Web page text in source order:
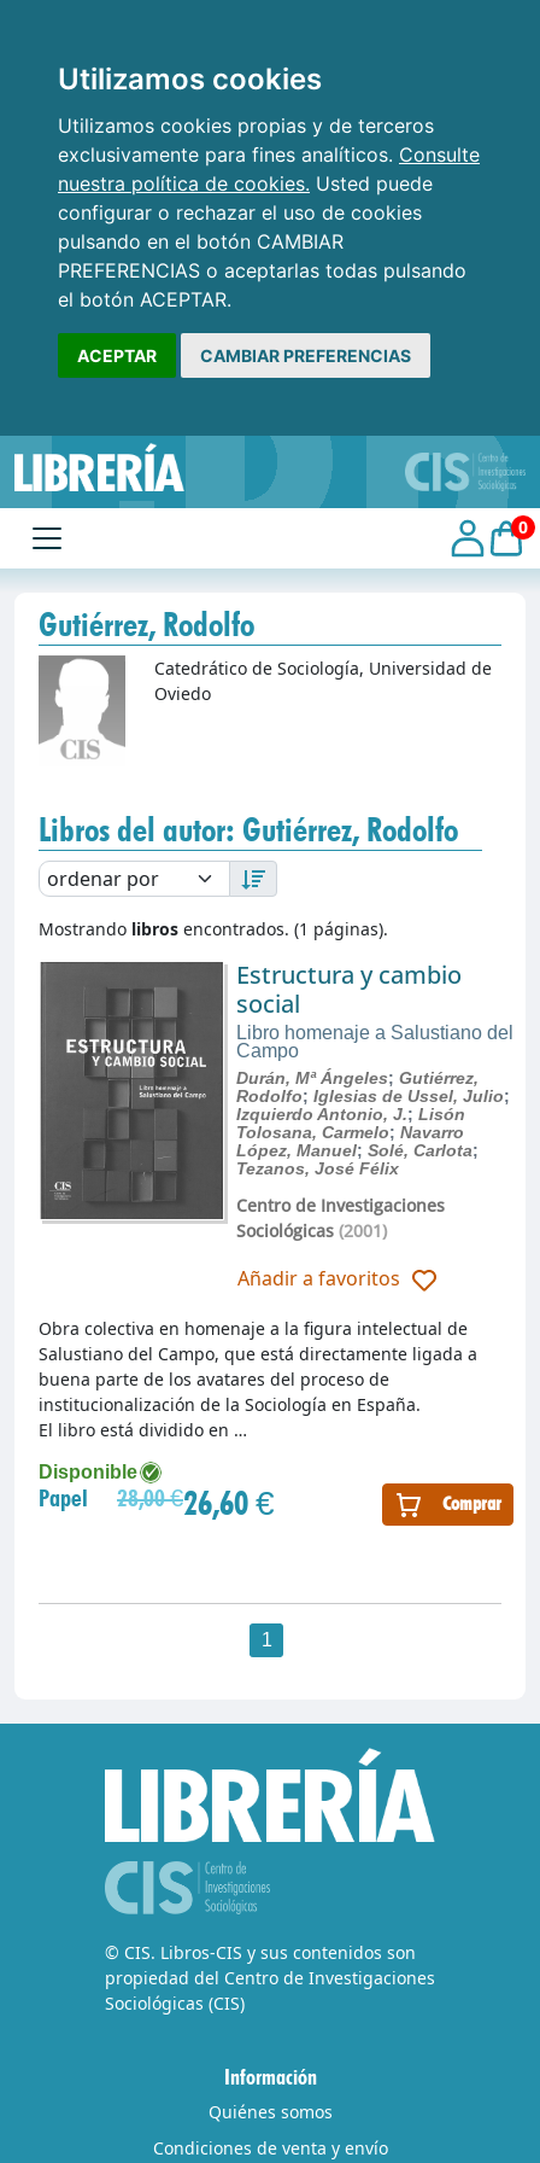
Utilizamos cookies
Utilizamos cookies propias y de terceros
exclusivamente para fines analíticos. Consulte
nuestra política de cookies. Usted puede
configurar o rechazar el uso de cookies
pulsando en el botón CAMBIAR
PREFERENCIAS o aceptarlas todas pulsando
el botón ACEPTAR.
ACEPTAR CAMBIAR PREFERENCIAS
0
Gutiérrez, Rodolfo
Catedrático de Sociología, Universidad de
Oviedo
Libros del autor: Gutiérrez, Rodolfo
Mostrando libros encontrados. (1 páginas).
Estructura y cambio
social
Libro homenaje a Salustiano del
Campo
Durán, Mª Ángeles; Gutiérrez,
Rodolfo; Iglesias de Ussel, Julio;
Izquierdo Antonio, J.; Lisón
Tolosana, Carmelo; Navarro
López, Manuel; Solé, Carlota;
Tezanos, José Félix
Centro de Investigaciones
Sociológicas(2001)
Añadir a favoritos
Disponible
Papel 28,00 €26,60 € Comprar
Obra colectiva en homenaje a la figura intelectual de
Salustiano del Campo, que está directamente ligada a
buena parte de los avatares del proceso de
institucionalización de la Sociología en España.
El libro está dividido en …
1
© CIS. Libros-CIS y sus contenidos son
propiedad del Centro de Investigaciones
Sociológicas (CIS)
Información
Quiénes somos
Condiciones de venta y envío